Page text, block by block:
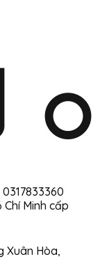
Minh cấp
Xuân Hòa,